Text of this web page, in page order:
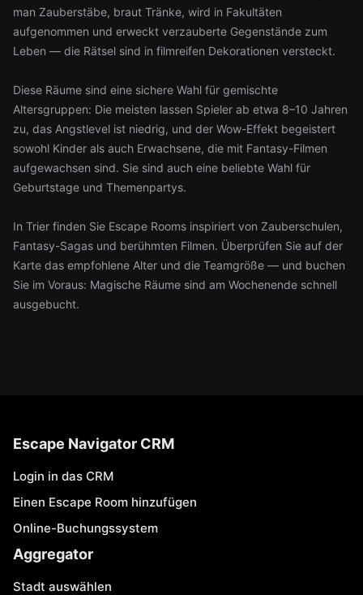
man Zauberstäbe, braut Tränke, wird in Fakultäten
aufgenommen und erweckt verzauberte Gegenstände zum
Leben — die Rätsel sind in filmreifen Dekorationen versteckt.
Diese Räume sind eine sichere Wahl für gemischte
Altersgruppen: Die meisten lassen Spieler ab etwa 8–10 Jahren
zu, das Angstlevel ist niedrig, und der Wow-Effekt begeistert
sowohl Kinder als auch Erwachsene, die mit Fantasy-Filmen
aufgewachsen sind. Sie sind auch eine beliebte Wahl für
Geburtstage und Themenpartys.
In Trier finden Sie Escape Rooms inspiriert von Zauberschulen,
Fantasy-Sagas und berühmten Filmen. Überprüfen Sie auf der
Karte das empfohlene Alter und die Teamgröße — und buchen
Sie im Voraus: Magische Räume sind am Wochenende schnell
ausgebucht.
Escape Navigator CRM
Login in das CRM
Einen Escape Room hinzufügen
Online-Buchungssystem
Aggregator
Stadt auswählen